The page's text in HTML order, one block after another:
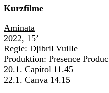
Kurzfilme
Aminata
2022, 15’
Regie: Djibril Vuille
Produktion: Presence
20.1. Capitol 11.45
22.1. Canva 14.15